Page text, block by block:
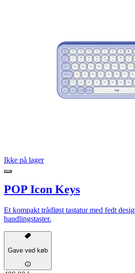
Ikke på lager
POP Icon Keys
Et kompakt trådløst tastatur med fedt
handlingstaster.
Gave ved køb